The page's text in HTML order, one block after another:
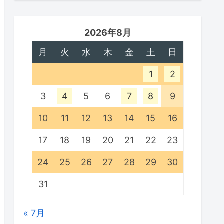
2026年8月
月
火 水 木 金 土 日
1 2
3 4 5 6 7 8 9
10 11 12 13 14 15 16
17 18 19 20 21 22 23
24 25 26 27 28 29 30
31
« 7月